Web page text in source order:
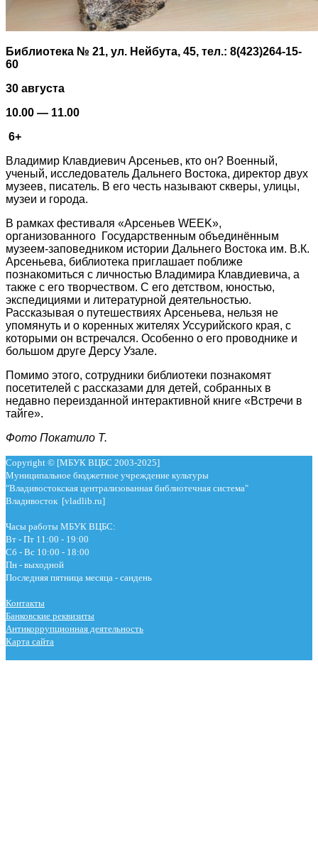
Библиотека № 21, ул. Нейбута, 45, тел.: 8(423)264-15-
60
30 августа
10.00 — 11.00
6+
Владимир Клавдиевич Арсеньев, кто он? Военный,
ученый, исследователь Дальнего Востока, директор двух
музеев, писатель. В его честь называют скверы, улицы,
музеи и города.
В рамках фестиваля «Арсеньев WEEK»,
организованного Государственным объединённым
музеем-заповедником истории Дальнего Востока им. В.К.
Арсеньева, библиотека приглашает поближе
познакомиться с личностью Владимира Клавдиевича, а
также с его творчеством. С его детством, юностью,
экспедициями и литературной деятельностью.
Рассказывая о путешествиях Арсеньева, нельзя не
упомянуть и о коренных жителях Уссурийского края, с
которыми он встречался. Особенно о его проводнике и
большом друге Дерсу Узале.
Помимо этого, сотрудники библиотеки познакомят
посетителей с рассказами для детей, собранных в
недавно переизданной интерактивной книге «Встречи в
тайге».
Фото Покатило Т.
Copyright © [МБУК ВЦБС 2003-2025]
Муниципальное бюджетное учреждение культуры
"Владивостокская централизованная библиотечная система"
Владивосток [vladlib.ru]
Часы работы МБУК ВЦБС:
Вт - Пт 11:00 - 19:00
Сб - Вс 10:00 - 18:00
Пн - выходной
Последняя пятница месяца - сандень
Контакты
Банковские реквизиты
Антикоррупционная деятельность
Карта сайта